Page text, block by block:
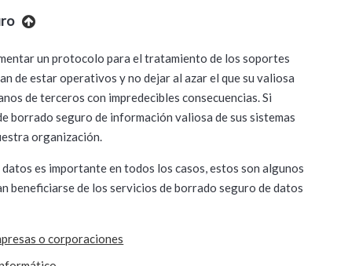
un protocolo para el tratamiento de los soportes
de estar operativos y no dejar al azar el que su valiosa
de terceros con impredecibles consecuencias. Si
borrado seguro de información valiosa de sus sistemas
organización.
es importante en todos los casos, estos son algunos
beneficiarse de los servicios de borrado seguro de datos
o corporaciones